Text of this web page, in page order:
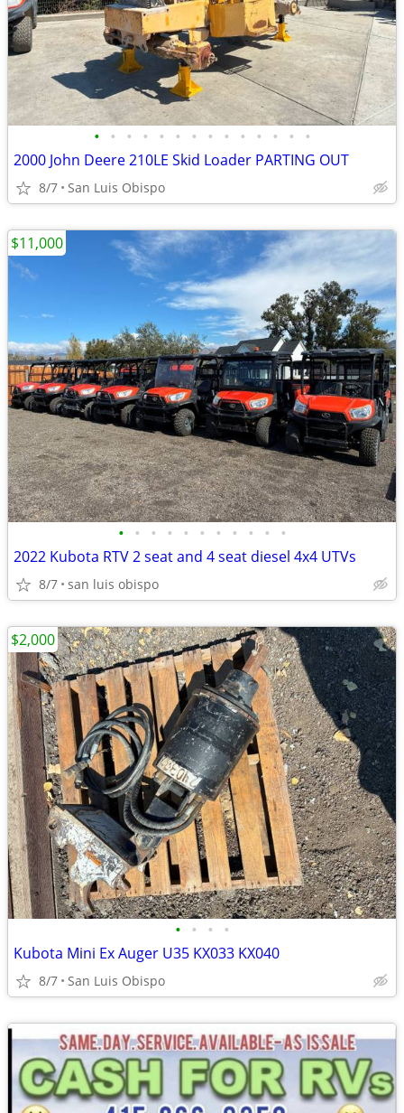
• • • • • • • • • • • • • •
2000 John Deere 210LE Skid Loader PARTING OUT
8/7 San Luis Obispo
• • • • • • • • • • •
2022 Kubota RTV 2 seat and 4 seat diesel 4x4 UTVs
8/7 san luis obispo
$11,000
• • • •
Kubota Mini Ex Auger U35 KX033 KX040
8/7 San Luis Obispo
$2,000